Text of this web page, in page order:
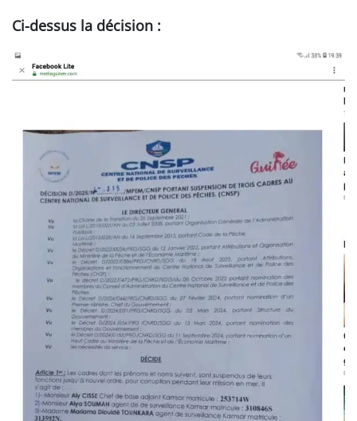
Ci-dessus la décision :